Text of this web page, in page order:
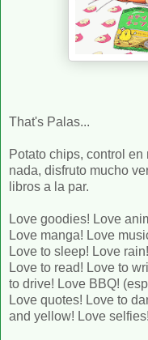
That's Palas...
Potato chips, control
nada, disfruto mucho
libros a la par.
Love goodies! Love
Love manga! Love
Love to sleep! Love
Love to read! Love to
to drive! Love BBQ!
Love quotes! Love to
and yellow! Love